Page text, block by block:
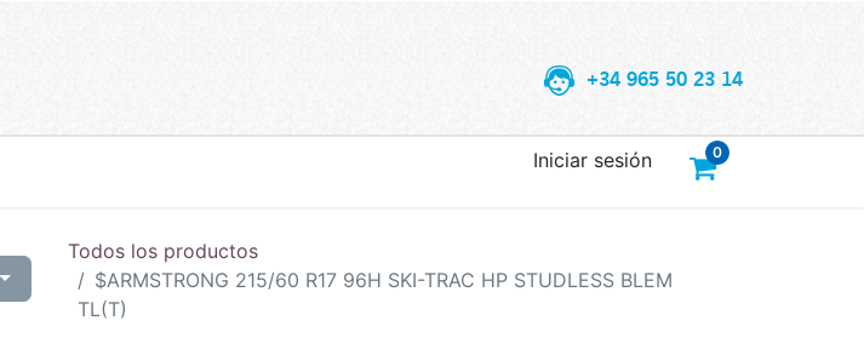
+34 965 50 23 14
0
Iniciar sesión
Todos los productos
$ARMSTRONG 215/60 R17 96H SKI-TRAC HP STUDLESS BLEM
TL(T)